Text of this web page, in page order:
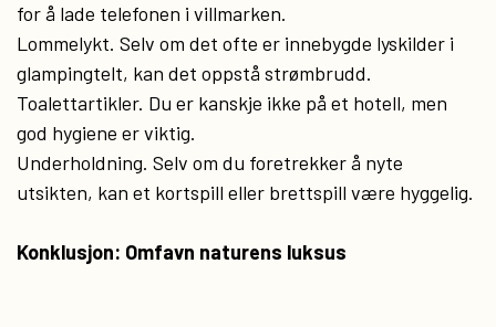
for å lade telefonen i villmarken.
Lommelykt. Selv om det ofte er innebygde lyskilder i
glampingtelt, kan det oppstå strømbrudd.
Toalettartikler. Du er kanskje ikke på et hotell, men
god hygiene er viktig.
Underholdning. Selv om du foretrekker å nyte
utsikten, kan et kortspill eller brettspill være hyggelig.
Konklusjon: Omfavn naturens luksus